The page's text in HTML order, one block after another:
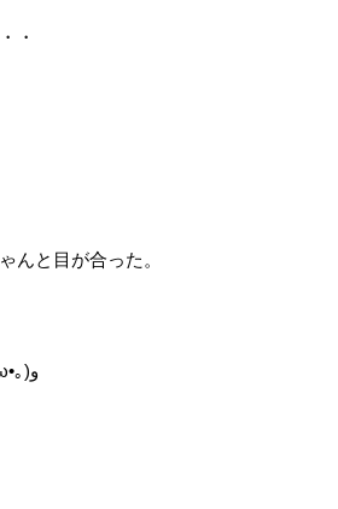
・
んと目が合った。
とニンニクちゃんをナンパし、今日の主役が揃う٩(｡•ω•｡)و